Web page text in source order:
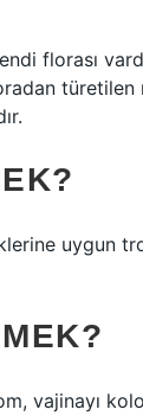
florası
türetilen
uygun
vajinayı